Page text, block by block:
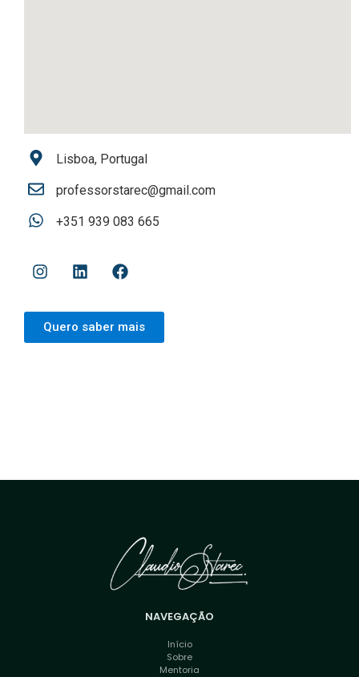
Lisboa, Portugal
professorstarec@gmail.com
+351 939 083 665
Quero saber mais
NAVEGAÇÃO
Início
Sobre
Mentoria